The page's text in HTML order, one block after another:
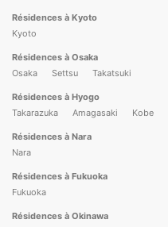
Résidences à Kyoto
Kyoto
Résidences à Osaka
Osaka
Settsu Takatsuki
Résidences à Hyogo
Takarazuka
Amagasaki Kobe
Résidences à Nara
Nara
Résidences à Fukuoka
Fukuoka
Résidences à Okinawa